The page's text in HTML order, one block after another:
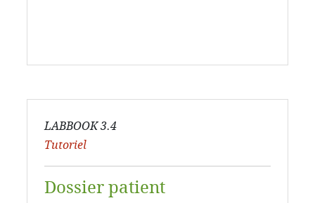
LABBOOK 3.4
Tutoriel
Dossier patient